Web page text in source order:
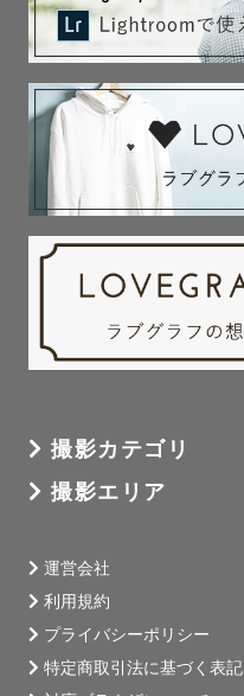
撮影カテゴリ
撮影エリア
運営会社
利用規約
プライバシーポリシー
特定商取引法に基づく表記